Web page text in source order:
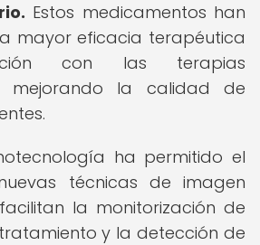
Estos medicamentos han
mayor eficacia terapéutica
con las terapias
mejorando la calidad de
ha permitido el
técnicas de imagen
la monitorización de
y la detección de